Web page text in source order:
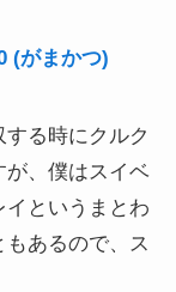
(がまかつ)
る時にクルク
が、僕はスイベ
イというまとわ
あるので、ス